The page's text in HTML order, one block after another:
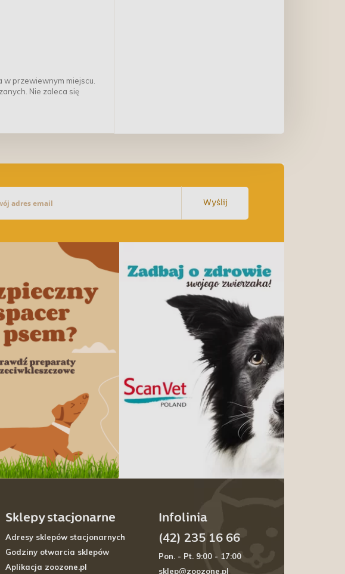
w przewiewnym miejscu.
Nie zaleca się
Wyślij
Sklepy stacjonarne
Adresy sklepów stacjonarnych
Godziny otwarcia sklepów
Aplikacja zoozone.pl
Infolinia
(42) 235 16 66
Pon. - Pt. 9:00 - 17:00
sklep@zoozone.pl